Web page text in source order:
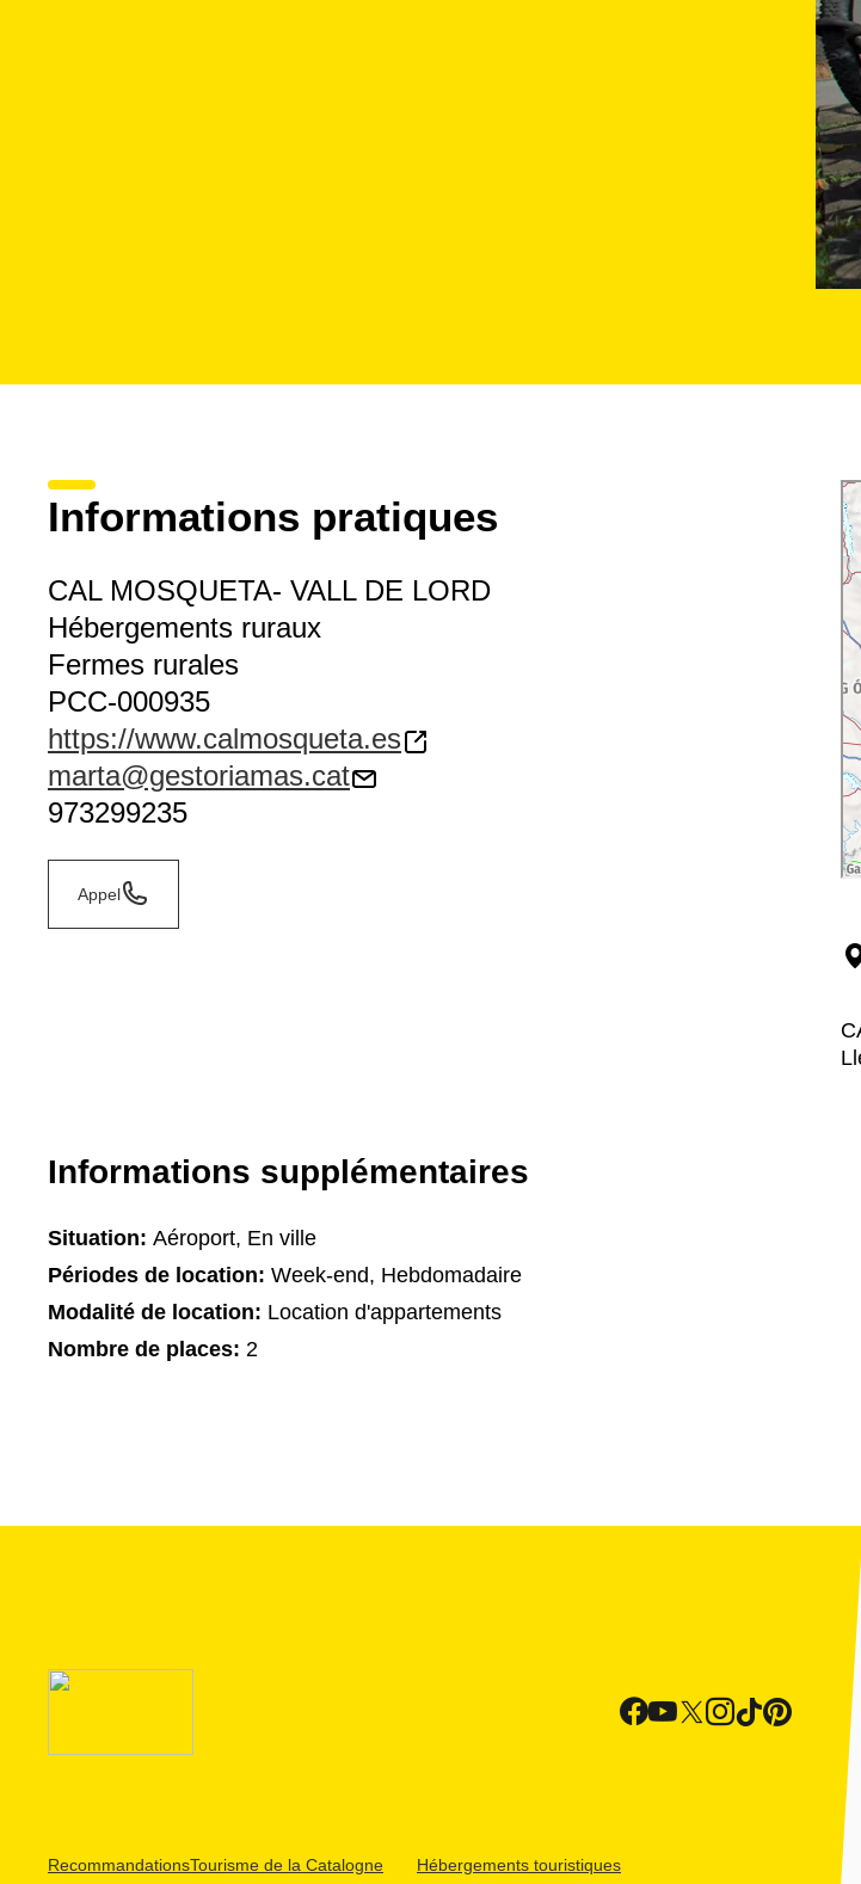
Informations pratiques
CAL MOSQUETA- VALL DE LORD
Hébergements ruraux
Fermes rurales
PCC-000935
https://www.calmosqueta.es
marta@gestoriamas.cat
973299235
Appel
Informations supplémentaires
Situation: Aéroport, En ville
Périodes de location: Week-end, Hebdomadaire
Modalité de location: Location d'appartements
Nombre de places: 2
RecommandationsTourisme de la Catalogne Hébergements touristiques